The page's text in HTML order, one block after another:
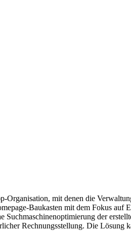
mit denen die
Baukasten mit dem Fokus auf
der
Rechnungsstellung. Die Lösung